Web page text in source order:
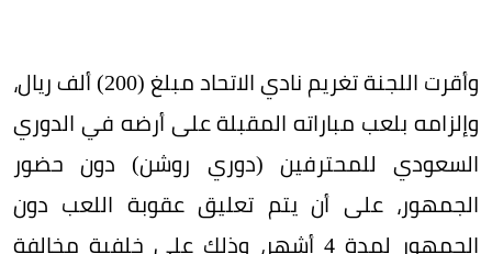
وأقرت اللجنة تغريم نادي الاتحاد مبلغ (200) ألف ريال،
وإلزامه بلعب مباراته المقبلة على أرضه في الدوري
السعودي للمحترفين (دوري روشن) دون حضور
الجمهور، على أن يتم تعليق عقوبة اللعب دون
الجمهور لمدة 4 أشهر، وذلك على خلفية مخالفة